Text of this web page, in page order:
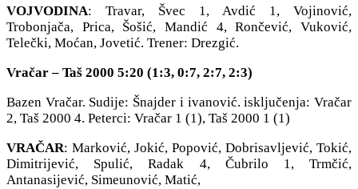
VOJVODINA: Travar, Švec 1, Avdić 1, Vojinović,
Trobonjača, Prica, Šošić, Mandić 4, Rončević, Vuković,
Telečki, Moćan, Jovetić. Trener: Drezgić.
Vračar – Taš 2000 5:20 (1:3, 0:7, 2:7, 2:3)
Bazen Vračar. Sudije: Šnajder i ivanović. isključenja: Vračar
2, Taš 2000 4. Peterci: Vračar 1 (1), Taš 2000 1 (1)
VRAČAR: Marković, Jokić, Popović, Dobrisavljević, Tokić,
Dimitrijević, Spulić, Radak 4, Čubrilo 1, Trmčić,
Antanasijević, Simeunović, Matić,